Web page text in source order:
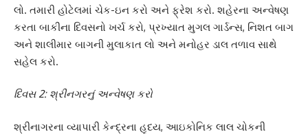
લો. તમારી હોટેલમાં ચેક-ઇન કરો અને ફ્રેશ કરો. શહેરના અન્વેષણ
કરતા બાકીના દિવસનો ખર્ચ કરો, પ્રખ્યાત મુગલ ગાર્ડન્સ, નિશત બાગ
અને શાલીમાર બાગની મુલાકાત લો અને મનોહર ડાલ તળાવ સાથે
સહેલ કરો.
દિવસ 2: શ્રીનગરનું અન્વેષણ કરો
શ્રીનાગરના વ્યાપારી કેન્દ્રના હૃદય, આઇકોનિક લાલ ચોકની